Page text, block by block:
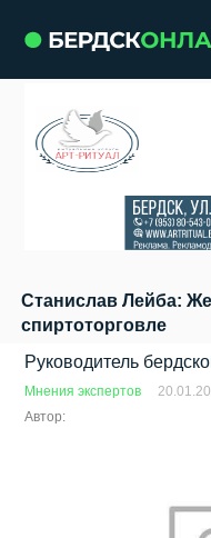
Станислав Лейба:
спиртоторговле
Руководитель
Мнения экспертов
Автор: